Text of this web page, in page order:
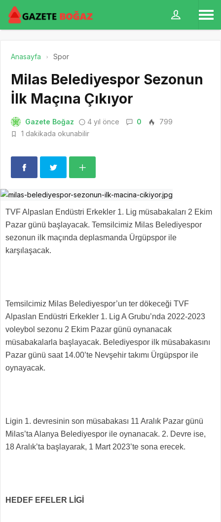
Anasayfa Spor
Milas Belediyespor Sezonun
İlk Maçına Çıkıyor
Gazete Boğaz 4 yıl önce 0
799
1 dakikada okunabilir
TVF Alpaslan Endüstri Erkekler 1. Lig müsabakaları 2 Ekim
Pazar günü başlayacak. Temsilcimiz Milas Belediyespor
sezonun ilk maçında deplasmanda Ürgüpspor ile
karşılaşacak.
Temsilcimiz Milas Belediyespor’un ter dökeceği TVF
Alpaslan Endüstri Erkekler 1. Lig A Grubu’nda 2022-2023
voleybol sezonu 2 Ekim Pazar günü oynanacak
müsabakalarla başlayacak. Belediyespor ilk müsabakasını
Pazar günü saat 14.00’te Nevşehir takımı Ürgüpspor ile
oynayacak.
Ligin 1. devresinin son müsabakası 11 Aralık Pazar günü
Milas’ta Alanya Belediyespor ile oynanacak. 2. Devre ise,
18 Aralık’ta başlayarak, 1 Mart 2023’te sona erecek.
HEDEF EFELER LİGİ